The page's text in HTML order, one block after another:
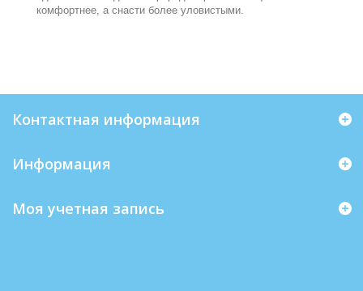
комфортнее, а снасти более уловистыми.
Контактная информация
Информация
Моя учетная запись